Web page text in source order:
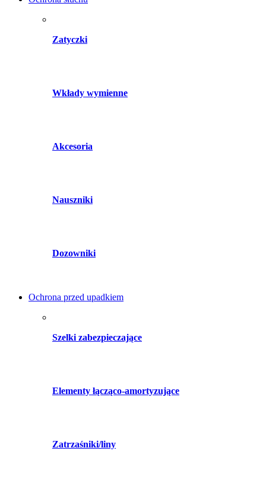
Zatyczki
Wkłady wymienne
Akcesoria
Nauszniki
Dozowniki
Ochrona przed upadkiem
Szelki zabezpieczające
Elementy łącząco-amortyzujące
Zatrzaśniki/liny